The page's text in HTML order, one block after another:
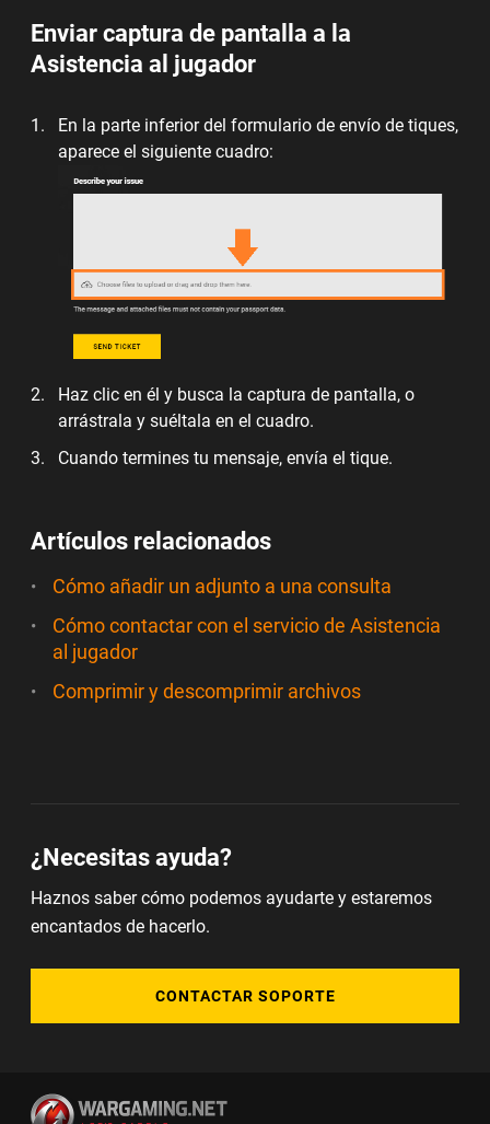
Enviar captura de pantalla a la
Asistencia al jugador
En la parte inferior del formulario de envío de tiques,
aparece el siguiente cuadro:
Haz clic en él y busca la captura de pantalla, o
arrástrala y suéltala en el cuadro.
Cuando termines tu mensaje, envía el tique.
Artículos relacionados
Cómo añadir un adjunto a una consulta
Cómo contactar con el servicio de Asistencia
al jugador
Comprimir y descomprimir archivos
¿Necesitas ayuda?
Haznos saber cómo podemos ayudarte y estaremos
encantados de hacerlo.
CONTACTAR SOPORTE